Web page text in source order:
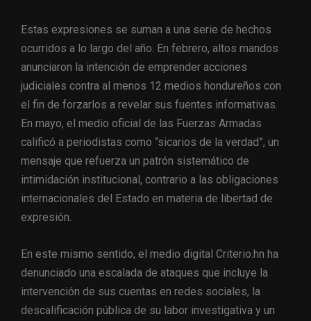
Estas expresiones se suman a una serie de hechos
ocurridos a lo largo del año. En febrero, altos mandos
anunciaron la intención de emprender acciones
judiciales contra al menos 12 medios hondureños con
el fin de forzarlos a revelar sus fuentes informativas.
En mayo, el medio oficial de las Fuerzas Armadas
calificó a periodistas como “sicarios de la verdad”, un
mensaje que refuerza un patrón sistemático de
intimidación institucional, contrario a las obligaciones
internacionales del Estado en materia de libertad de
expresión.
En este mismo sentido, el medio digital Criterio.hn ha
denunciado una escalada de ataques que incluye la
intervención de sus cuentas en redes sociales, la
descalificación pública de su labor investigativa y un